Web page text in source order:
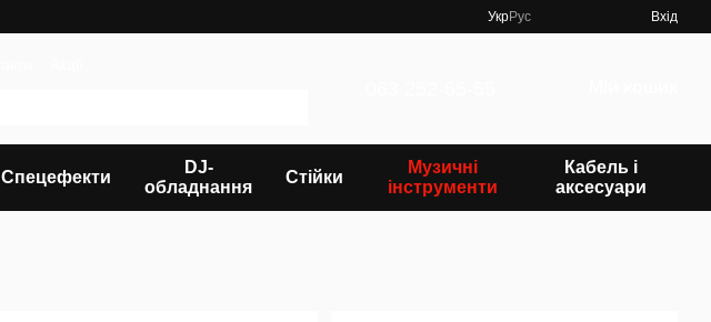
УкрРус Вхід
Спецефекти
DJ-
обладнання
Стійки
Музичні
інструменти
Кабель і
аксесуари